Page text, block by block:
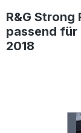
R&G
passend für
2018
Bildergalerie